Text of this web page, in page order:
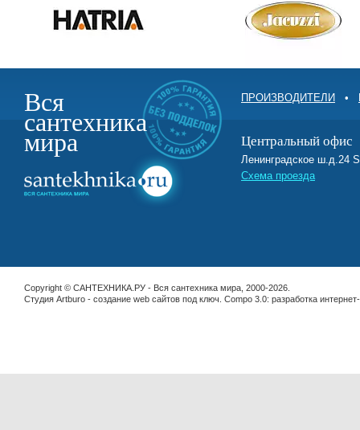
Вся
сантехника
мира
ПРОИЗВОДИТЕЛИ •
Центральный офис
Ленинградское ш.д.24
Схема проезда
Copyright © САНТЕХНИКА.РУ - Вся сантехника мира, 2000-2026.
Студия Artburo - cоздание web сайтов под ключ . Compo 3.0: разработка